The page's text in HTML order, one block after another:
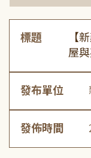
標題
【
屋
發布單位
發佈時間